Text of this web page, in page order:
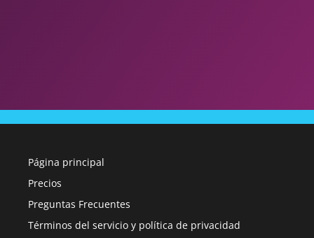
Página principal
Precios
Preguntas Frecuentes
Términos del servicio y política de privacidad